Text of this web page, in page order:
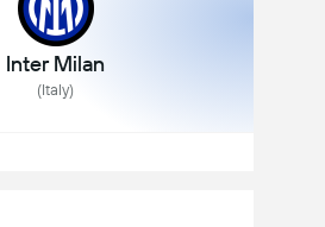
Inter Milan
(Italy)